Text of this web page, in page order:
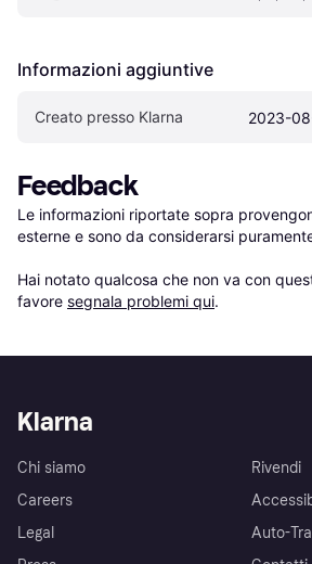
Informazioni aggiuntive
Creato presso Klarna 2023-
Feedback
Le informazioni riportate sopra
esterne e sono da considerarsi
Hai notato qualcosa che non va con
favore segnala problemi qui.
Klarna
Chi siamo
Careers
Legal
Rivendi
Auto-